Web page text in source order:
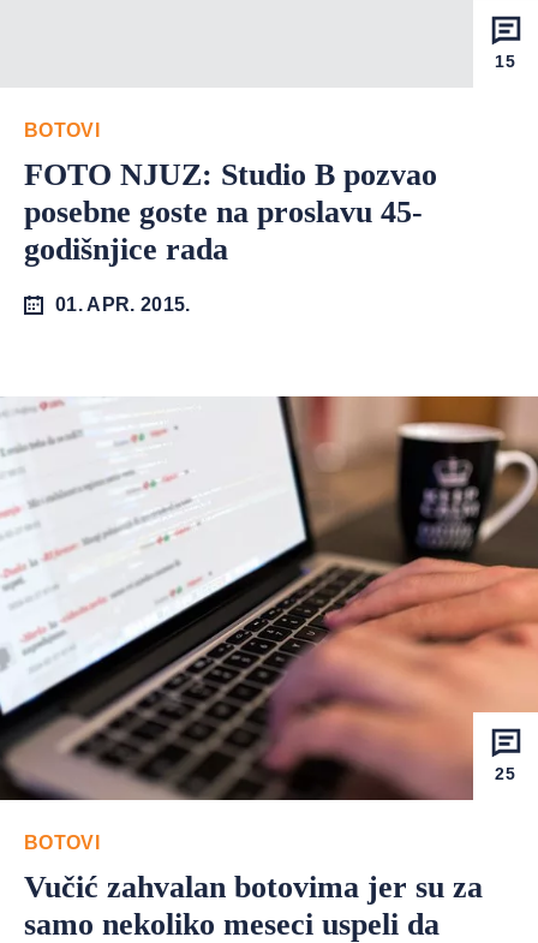
15
BOTOVI
FOTO NJUZ: Studio B pozvao
posebne goste na proslavu 45-
godišnjice rada
01. APR. 2015.
25
BOTOVI
Vučić zahvalan botovima jer su za
samo nekoliko meseci uspeli da